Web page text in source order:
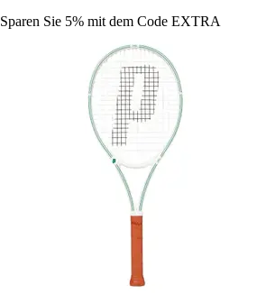
Sparen Sie 5% mit dem Code EXTRA